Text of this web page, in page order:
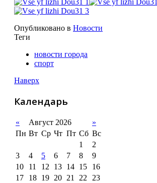
Опубликовано в Новости
Теги
новости города
спорт
Наверх
Календарь
« Август 2026
»
Пн Вт Ср Чт Пт Сб Вс
1
2
3
4 5 6 7 8
9
10
11 12 13 14 15
16
17
18 19 20 21 22
23